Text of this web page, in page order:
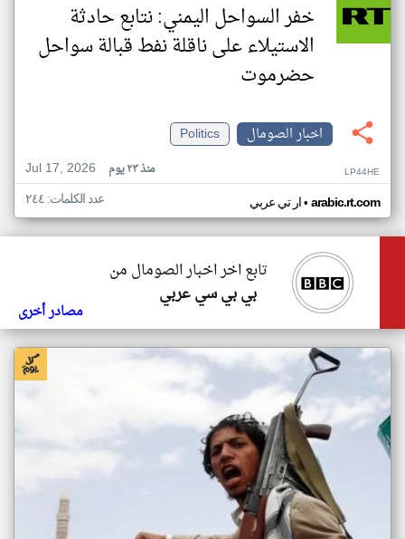
خفر السواحل اليمني: نتابع حادثة
الاستيلاء على ناقلة نفط قبالة سواحل
حضرموت
اخبار الصومال
Politics
Jul 17, 2026
منذ ٢٣ يوم LP44HE
ار تي عربي• arabic.rt.com عدد الكلمات: ٢٤٤
تابع اخر اخبار الصومال من
بي بي سي عربي
مصادر أخرى